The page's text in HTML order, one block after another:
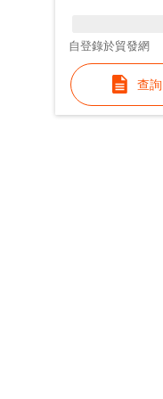
自登錄於貿發網
查詢